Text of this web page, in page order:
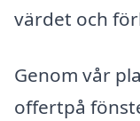
värdet och
Genom vår
offertpå